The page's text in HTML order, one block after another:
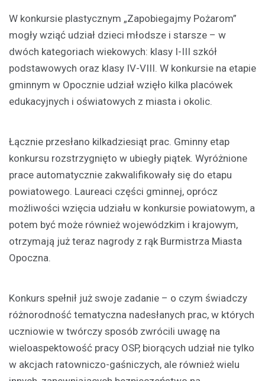
W konkursie plastycznym „Zapobiegajmy Pożarom”
mogły wziąć udział dzieci młodsze i starsze – w
dwóch kategoriach wiekowych: klasy I-III szkół
podstawowych oraz klasy IV-VIII. W konkursie na etapie
gminnym w Opocznie udział wzięło kilka placówek
edukacyjnych i oświatowych z miasta i okolic.
Łącznie przesłano kilkadziesiąt prac. Gminny etap
konkursu rozstrzygnięto w ubiegły piątek. Wyróżnione
prace automatycznie zakwalifikowały się do etapu
powiatowego. Laureaci części gminnej, oprócz
możliwości wzięcia udziału w konkursie powiatowym, a
potem być może również wojewódzkim i krajowym,
otrzymają już teraz nagrody z rąk Burmistrza Miasta
Opoczna.
Konkurs spełnił już swoje zadanie – o czym świadczy
różnorodność tematyczna nadesłanych prac, w których
uczniowie w twórczy sposób zwrócili uwagę na
wieloaspektowość pracy OSP, biorących udział nie tylko
w akcjach ratowniczo-gaśniczych, ale również wielu